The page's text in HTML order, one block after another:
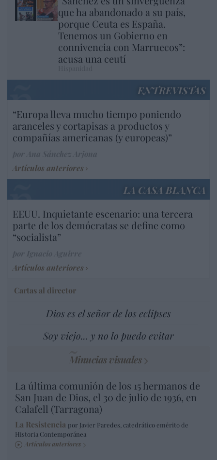
que ha abandonado a su país,
porque Ceuta es España.
Tenemos un Gobierno en
connivencia con Marruecos”:
acusa una ceutí
ENTREVISTAS
“Europa lleva mucho tiempo poniendo
aranceles y cortapisas a productos y
compañías americanas (y europeas)”
Artículos anteriores
LA CASA BLANCA
EEUU. Inquietante escenario: una tercera
parte de los demócratas se define como
“socialista”
Artículos anteriores
Cartas al director
Dios es el señor de los eclipses
Soy viejo... y no lo puedo evitar
Minucias visuales
La última comunión de los 15 hermanos de
San Juan de Dios, el 30 de julio de 1936, en
Calafell (Tarragona)
La Resistencia por Javier Paredes, catedrático emérito de
Historia Contemporánea
Artículos anteriores